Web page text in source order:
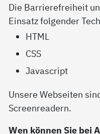
Die Barrierefreiheit
Einsatz folgender
HTML
CSS
Javascript
Unsere Webseiten
Screenreadern.
Wen können Sie bei